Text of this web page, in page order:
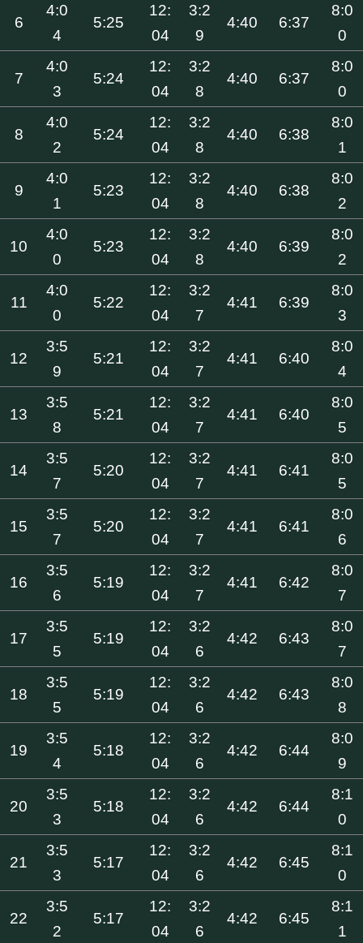
6
4:0
4
5:25
12:
04
3:2
9
4:40 6:37
8:0
0
7
4:0
3
5:24
12:
04
3:2
8
4:40 6:37
8:0
0
8
4:0
2
5:24
12:
04
3:2
8
4:40 6:38
8:0
1
9
4:0
1
5:23
12:
04
3:2
8
4:40 6:38
8:0
2
10
4:0
0
5:23
12:
04
3:2
8
4:40 6:39
8:0
2
11
4:0
0
5:22
12:
04
3:2
7
4:41 6:39
8:0
3
12
3:5
9
5:21
12:
04
3:2
7
4:41 6:40
8:0
4
13
3:5
8
5:21
12:
04
3:2
7
4:41 6:40
8:0
5
14
3:5
7
5:20
12:
04
3:2
7
4:41 6:41
8:0
5
15
3:5
7
5:20
12:
04
3:2
7
4:41 6:41
8:0
6
16
3:5
6
5:19
12:
04
3:2
7
4:41 6:42
8:0
7
17
3:5
5
5:19
12:
04
3:2
6
4:42 6:43
8:0
7
18
3:5
5
5:19
12:
04
3:2
6
4:42 6:43
8:0
8
19
3:5
4
5:18
12:
04
3:2
6
4:42 6:44
8:0
9
20
3:5
3
5:18
12:
04
3:2
6
4:42 6:44
8:1
0
21
3:5
3
5:17
12:
04
3:2
6
4:42 6:45
8:1
0
22
3:5
2
5:17
12:
04
3:2
6
4:42 6:45
8:1
1